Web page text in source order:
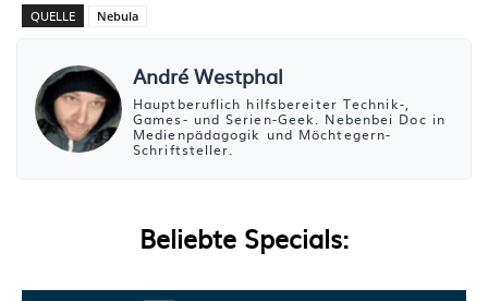
QUELLE Nebula
André Westphal
Hauptberuflich hilfsbereiter Technik-,
Games- und Serien-Geek. Nebenbei Doc in
Medienpädagogik und Möchtegern-
Schriftsteller.
Beliebte Specials: